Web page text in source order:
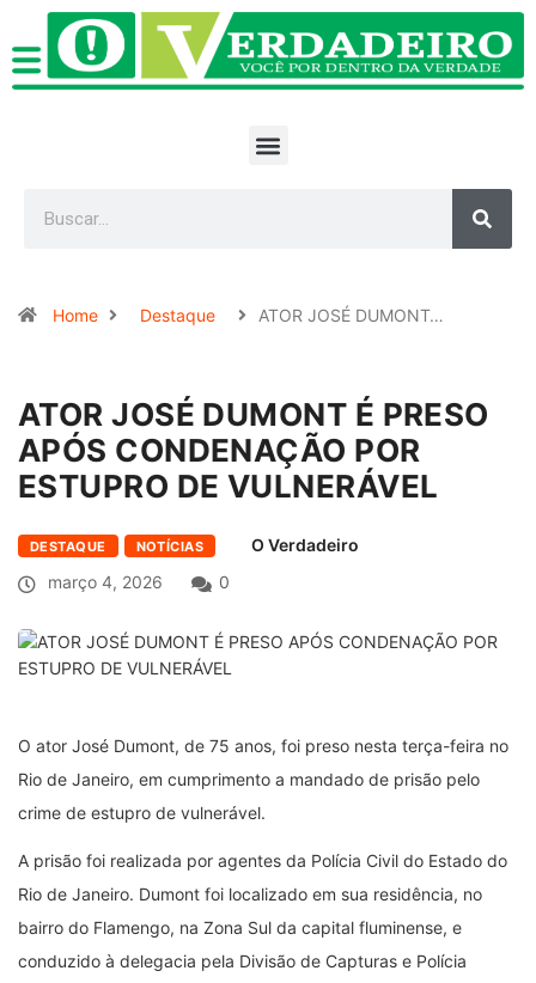
Home Destaque ATOR JOSÉ DUMONT…
ATOR JOSÉ DUMONT É PRESO
APÓS CONDENAÇÃO POR
ESTUPRO DE VULNERÁVEL
DESTAQUE NOTÍCIAS
O Verdadeiro
março 4, 2026
0
O ator José Dumont, de 75 anos, foi preso nesta terça-feira no
Rio de Janeiro, em cumprimento a mandado de prisão pelo
crime de estupro de vulnerável.
A prisão foi realizada por agentes da Polícia Civil do Estado do
Rio de Janeiro. Dumont foi localizado em sua residência, no
bairro do Flamengo, na Zona Sul da capital fluminense, e
conduzido à delegacia pela Divisão de Capturas e Polícia